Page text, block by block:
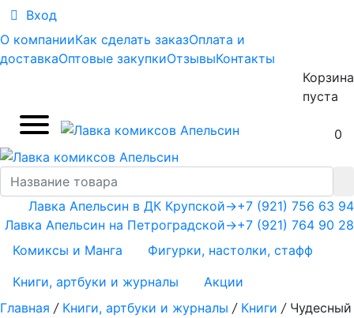
Вход
О компанииКак сделать заказОплата и
доставкаОптовые закупкиОтзывыКонтакты
Корзина
пуста
0
+7 (921) 756 63 94
+7 (921) 764 90 28
Лавка Апельсин в ДК Крупской→
Лавка Апельсин на Петроградской→
Комиксы и Манга
Фигурки, настолки, стафф
Книги, артбуки и журналы
Акции
Главная / Книги, артбуки и журналы / Книги / Чудесный